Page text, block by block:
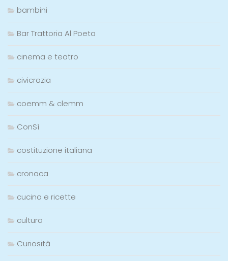
bambini
Bar Trattoria Al Poeta
cinema e teatro
civicrazia
coemm & clemm
ConSì
costituzione italiana
cronaca
cucina e ricette
cultura
Curiosità